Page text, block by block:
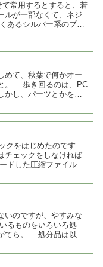
常用するとすると、若
ルが一部なくて、ネジ
あるシルバー系のプラ
めて、秋葉で何かオー
。 歩き回るのは、PC
かし、パーツとかを見
クをはじめたのです
チェックをしなければ
した圧縮ファイルが
いのですが、やすみな
るものをいろいろ処
てら。 処分品は以